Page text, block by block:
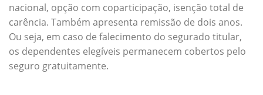
nacional, opção com coparticipação, isenção total de
carência. Também apresenta remissão de dois anos.
Ou seja, em caso de falecimento do segurado titular,
os dependentes elegíveis permanecem cobertos pelo
seguro gratuitamente.